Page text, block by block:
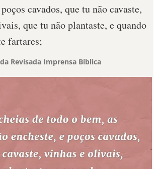
cavados, que tu não cavaste,
que tu não plantaste, e quando
fartares;
Revisada Imprensa Bíblica